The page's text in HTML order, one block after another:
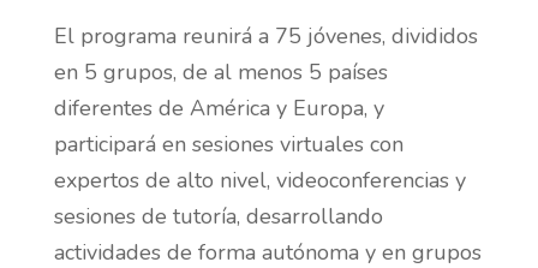
El programa reunirá a 75 jóvenes, divididos
en 5 grupos, de al menos 5 países
diferentes de América y Europa, y
participará en sesiones virtuales con
expertos de alto nivel, videoconferencias y
sesiones de tutoría, desarrollando
actividades de forma autónoma y en grupos